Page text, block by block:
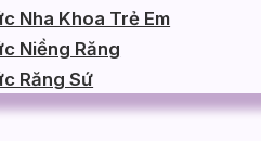
Nha Khoa Trẻ Em
Niềng Răng
Răng Sứ